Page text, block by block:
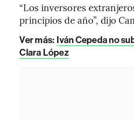
“Los inversores
principios de año”, dijo
Ver más: Iván Cepeda no
Clara López